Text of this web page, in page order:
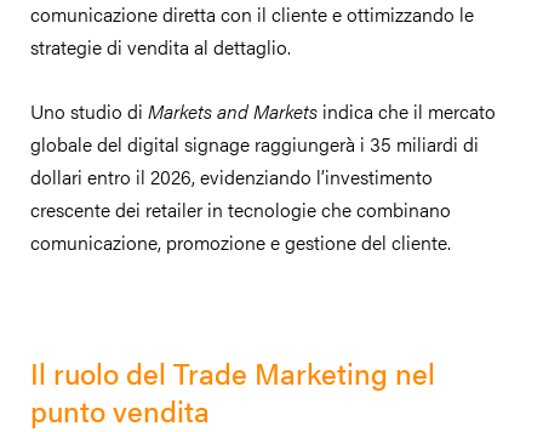
comunicazione diretta con il cliente e ottimizzando le
strategie di vendita al dettaglio.
Uno studio di Markets and Markets indica che il mercato
globale del digital signage raggiungerà i 35 miliardi di
dollari entro il 2026, evidenziando l’investimento
crescente dei retailer in tecnologie che combinano
comunicazione, promozione e gestione del cliente.
Il ruolo del Trade Marketing nel
punto vendita